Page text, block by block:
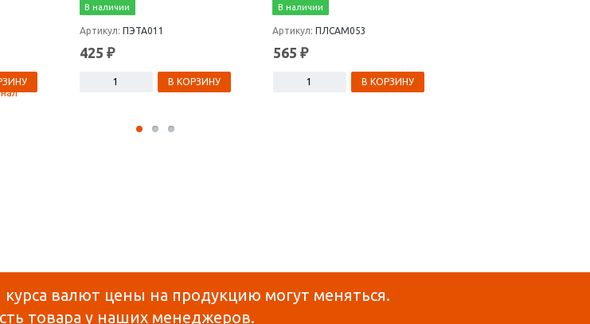
В наличии
Артикул: ПЭТА011
425 ₽
В КОРЗИНУ
В наличии
Артикул: ПЛСАМ053
565 ₽
В КОРЗИНУ
валют цены на продукцию могут меняться.
товара у наших менеджеров.